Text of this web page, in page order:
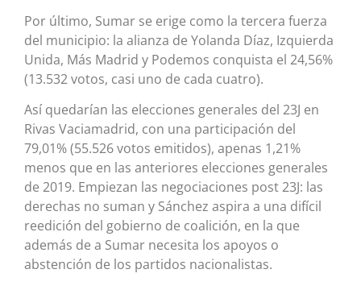
Por último, Sumar se erige como la tercera fuerza
del municipio: la alianza de Yolanda Díaz, Izquierda
Unida, Más Madrid y Podemos conquista el 24,56%
(13.532 votos, casi uno de cada cuatro).
Así quedarían las elecciones generales del 23J en
Rivas Vaciamadrid, con una participación del
79,01% (55.526 votos emitidos), apenas 1,21%
menos que en las anteriores elecciones generales
de 2019. Empiezan las negociaciones post 23J: las
derechas no suman y Sánchez aspira a una difícil
reedición del gobierno de coalición, en la que
además de a Sumar necesita los apoyos o
abstención de los partidos nacionalistas.